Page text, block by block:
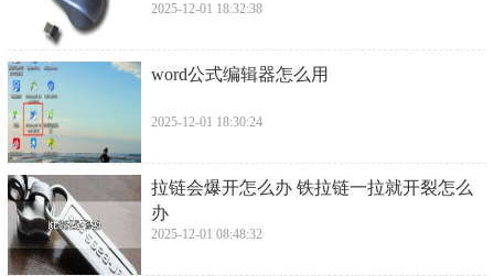
2025-12-01 18:32:38
​word公式编辑器怎么用
2025-12-01 18:30:24
​拉链会爆开怎么办 铁拉链一拉就开裂怎么
办
2025-12-01 08:48:32